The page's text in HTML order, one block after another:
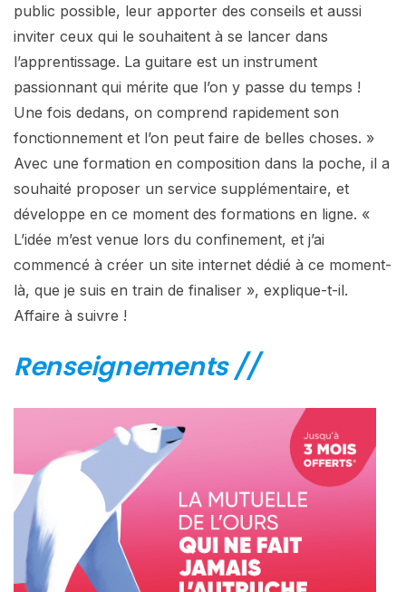
public possible, leur apporter des conseils et aussi
inviter ceux qui le souhaitent à se lancer dans
l’apprentissage. La guitare est un instrument
passionnant qui mérite que l’on y passe du temps !
Une fois dedans, on comprend rapidement son
fonctionnement et l’on peut faire de belles choses. »
Avec une formation en composition dans la poche, il a
souhaité proposer un service supplémentaire, et
développe en ce moment des formations en ligne. «
L’idée m’est venue lors du confinement, et j’ai
commencé à créer un site internet dédié à ce moment-
là, que je suis en train de finaliser », explique-t-il.
Affaire à suivre !
Renseignements //